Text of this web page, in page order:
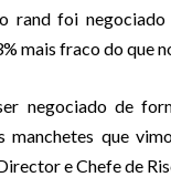
rand foi
mais fraco do que
negociado de
manchetes que
e Chefe de